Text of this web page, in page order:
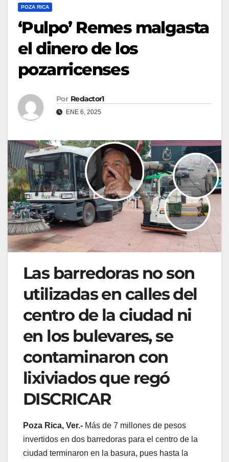
POZA RICA
‘Pulpo’ Remes malgasta
el dinero de los
pozarricenses
Por Redactor1
ENE 6, 2025
Las barredoras no son
utilizadas en calles del
centro de la ciudad ni
en los bulevares, se
contaminaron con
lixiviados que regó
DISCRICAR
Poza Rica, Ver.- Más de 7 millones de pesos
invertidos en dos barredoras para el centro de la
ciudad terminaron en la basura, pues hasta la